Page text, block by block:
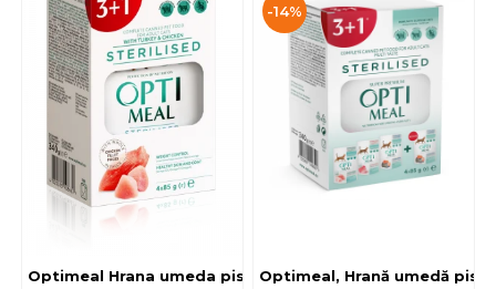
Optimeal Hrana umeda pisici
-14%
Optimeal, Hrană umedă